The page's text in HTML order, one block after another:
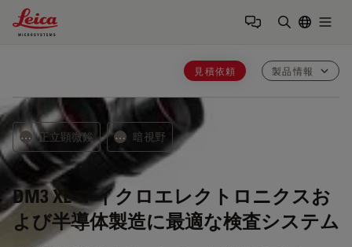
Leica Microsystems Logo
見積依頼 製品情報
⋯ 正立顕微鏡 ⋯ 暗視野
DM3 XLマイクロエレクトロニクスお
よび半導体製造に最適な検査システム